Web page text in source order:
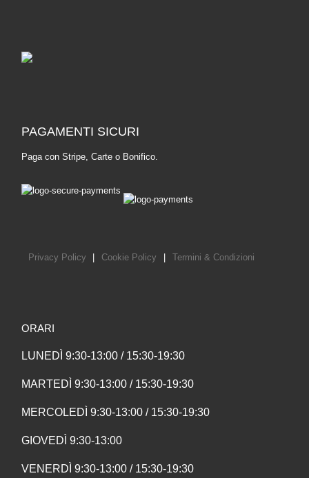
PAGAMENTI SICURI
Paga con Stripe, Carte o Bonifico.
Privacy Policy Cookie Policy Termini & Condizioni
ORARI
LUNEDÌ 9:30-13:00 / 15:30-19:30
MARTEDÌ 9:30-13:00 / 15:30-19:30
MERCOLEDÌ 9:30-13:00 / 15:30-19:30
GIOVEDÌ 9:30-13:00
VENERDÌ 9:30-13:00 / 15:30-19:30